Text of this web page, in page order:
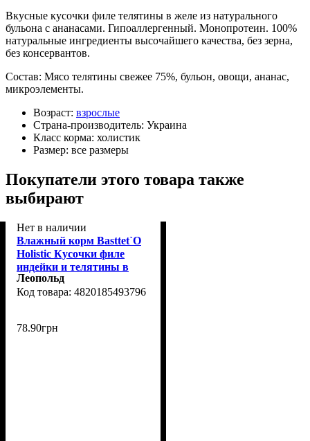
Вкусные кусочки филе телятины в желе из натурального
бульона с ананасами. Гипоаллергенный. Монопротеин. 100%
натуральные ингредиенты высочайшего качества, без зерна,
без консервантов.
Состав: Мясо телятины свежее 75%, бульон, овощи, ананас,
микроэлементы.
Возраст: взрослые
Страна-производитель: Украина
Класс корма: холистик
Размер: все размеры
Покупатели этого товара также
выбирают
Нет в наличии
Влажный корм Basttet`O
Holistic Кусочки филе
индейки и телятины в
желе для собак 130г
Леопольд
4820185493796
78.90грн